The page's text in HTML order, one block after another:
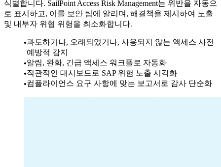
식별합니다. SailPoint Access Risk Management는 위반을 자동으
로 표시하고, 이를 보안 팀에 알리며, 해결책을 제시하여 노출
및 내부자 위협 위험을 최소화합니다.
과도하거나, 오래되었거나, 사용되지 않는 액세스 사전
예방적 감지
알림, 완화, 긴급 액세스 워크플로 자동화
직관적인 대시보드로 SAP 위험 노출 시각화
컴플라이언스 요구 사항에 맞는 보고서로 감사 단순화